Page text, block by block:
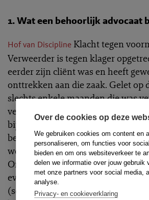
Over de cookies op deze
We gebruiken cookies om content en
personaliseren, om functies voor
bieden en om ons websiteverkeer te
delen we informatie over jouw gebruik
met onze partners voor social media,
analyse.
Privacy- en cookieverklaring
1. Wat een behoorlijk advocaat
Hof van Discipline Klacht tegen
Verweerder is tegen klager
eerder zijn cliënt was en heeft
onttrekken aan die zaak. Gelet op
slechts enkele maanden die was
verweerder en zijn kantoorgenoot
bijgestaan, had de mogelijke schijn
belangenverstrengeling
weerhouden om tegen klager op te
Onenigheid over openstaande
eventuele procedure daarover
(schijn van)